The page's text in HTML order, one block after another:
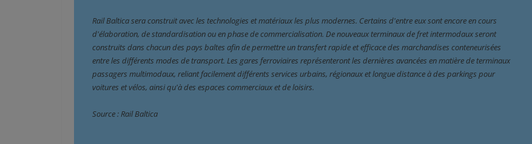
Rail Baltica sera construit avec les technologies et matériaux les plus modernes. Certains d'entre eux sont encore en cours
d'élaboration, de standardisation ou en phase de commercialisation. De nouveaux terminaux de fret intermodaux seront
construits dans chacun des pays baltes afin de permettre un transfert rapide et efficace des marchandises conteneurisées
entre les différents modes de transport. Les gares ferroviaires représenteront les dernières avancées en matière de terminaux
passagers multimodaux, reliant facilement différents services urbains, régionaux et longue distance à des parkings pour
voitures et vélos, ainsi qu'à des espaces commerciaux et de loisirs.
Source : Rail Baltica